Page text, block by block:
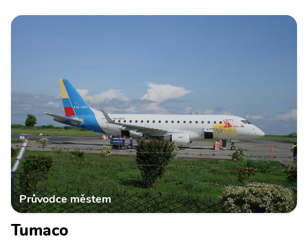
Průvodce městem
Tumaco